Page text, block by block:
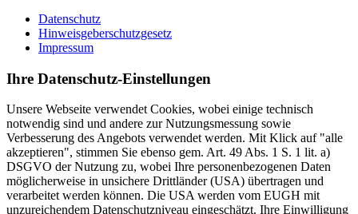
Datenschutz
Hinweisgeberschutzgesetz
Impressum
Ihre Datenschutz-Einstellungen
Unsere Webseite verwendet Cookies, wobei einige technisch
notwendig sind und andere zur Nutzungsmessung sowie
Verbesserung des Angebots verwendet werden. Mit Klick auf "alle
akzeptieren", stimmen Sie ebenso gem. Art. 49 Abs. 1 S. 1 lit. a)
DSGVO der Nutzung zu, wobei Ihre personenbezogenen Daten
möglicherweise in unsichere Drittländer (USA) übertragen und
verarbeitet werden können. Die USA werden vom EUGH mit
unzureichendem Datenschutzniveau eingeschätzt. Ihre Einwilligung